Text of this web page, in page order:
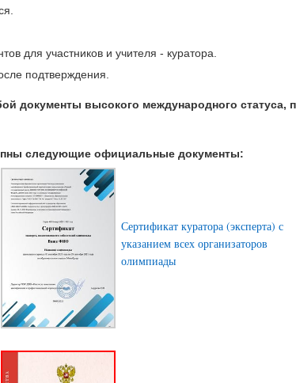
для участников и учителя - куратора.
подтверждения.
документы высокого международного статуса,
следующие официальные документы:
Сертификат куратора (эксперта) с
указанием всех организаторов
олимпиады